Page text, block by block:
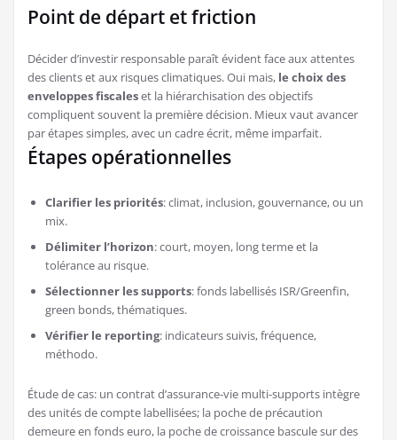
Point de départ et friction
Décider d’investir responsable paraît évident face aux attentes
des clients et aux risques climatiques. Oui mais, le choix des
enveloppes fiscaleset la hiérarchisation des objectifs
compliquent souvent la première décision. Mieux vaut avancer
par étapes simples, avec un cadre écrit, même imparfait.
Étapes opérationnelles
Clarifier les priorités: climat, inclusion, gouvernance, ou un
mix.
Délimiter l’horizon: court, moyen, long terme et la
tolérance au risque.
Sélectionner les supports: fonds labellisés ISR/Greenfin,
green bonds, thématiques.
Vérifier le reporting: indicateurs suivis, fréquence,
méthodo.
Étude de cas: un contrat d’assurance-vie multi-supports intègre
des unités de compte labellisées; la poche de précaution
demeure en fonds euro, la poche de croissance bascule sur des